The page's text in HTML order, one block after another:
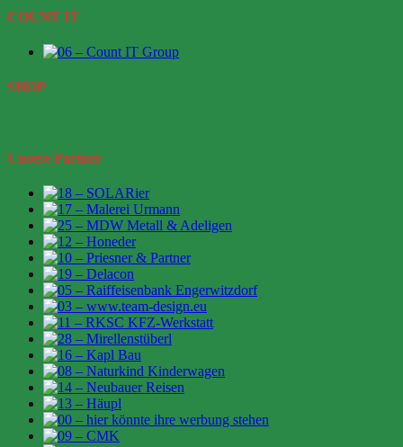
COUNT IT
SHOP
Unsere Partner